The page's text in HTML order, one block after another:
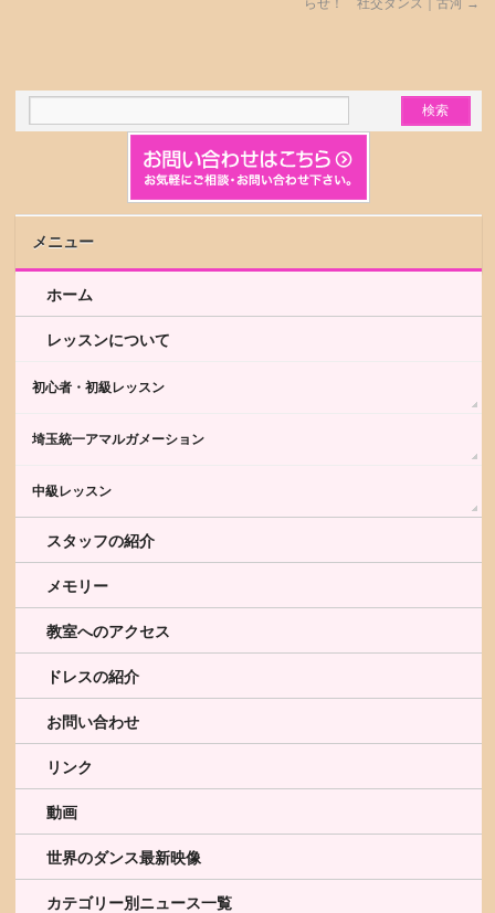
らせ！ 社交ダンス｜古河 →
メニュー
ホーム
レッスンについて
初心者・初級レッスン
埼玉統一アマルガメーション
中級レッスン
スタッフの紹介
メモリー
教室へのアクセス
ドレスの紹介
お問い合わせ
リンク
動画
世界のダンス最新映像
カテゴリー別ニュース一覧